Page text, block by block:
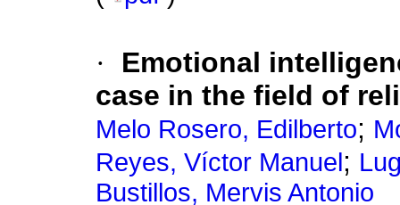
·
Emotional
case in the field of
Melo Rosero, Edilberto;
Reyes, Víctor Manuel ;
Bustillos, Mervis Antonio